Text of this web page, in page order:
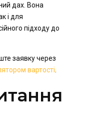
дах. Вона
і для
підходу до
заявку через
вартості